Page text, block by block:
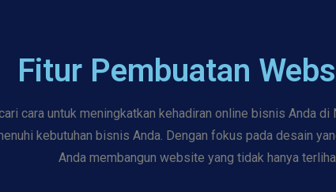
Fitur Pembuatan
cara untuk meningkatkan kehadiran online bisnis Anda
kebutuhan bisnis Anda. Dengan fokus pada desain
Anda membangun website yang tidak hanya